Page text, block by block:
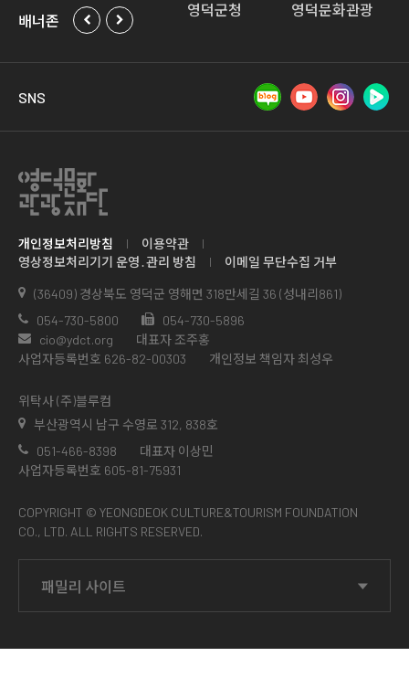
배너존
경북도청 영덕군청 영덕문화관광
SNS
개인정보처리방침
이용약관
영상정보처리기기 운영․관리 방침
이메일 무단수집 거부
(36409) 경상북도 영덕군 영해면 318만세길 36 (성내리861)
054-730-5800
054-730-5896
cio@ydct.org
대표자 조주홍
사업자등록번호 626-82-00303
개인정보 책임자 최성우
위탁사 (주)블루컴
부산광역시 남구 수영로 312, 838호
051-466-8398
대표자 이상민
사업자등록번호 605-81-75931
COPYRIGHT © YEONGDEOK CULTURE&TOURISM FOUNDATION
CO., LTD. ALL RIGHTS RESERVED.
패밀리 사이트